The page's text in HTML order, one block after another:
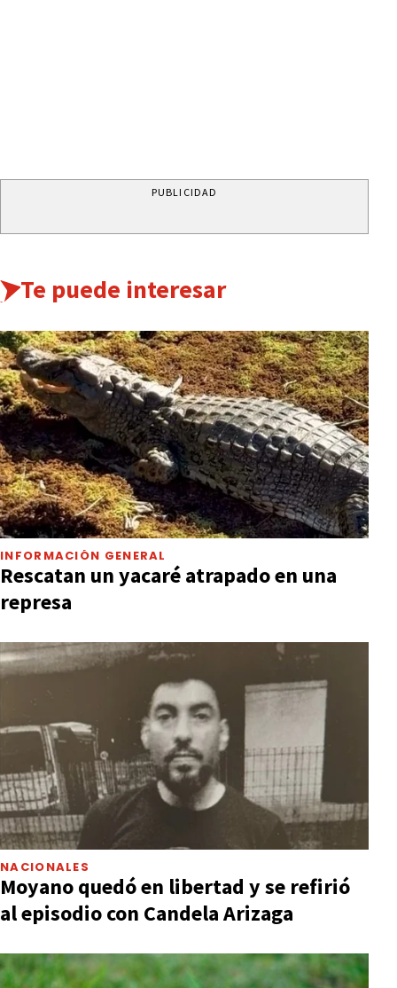
PUBLICIDAD
Te puede interesar
INFORMACIÓN GENERAL
Rescatan un yacaré atrapado en una
represa
NACIONALES
Moyano quedó en libertad y se refirió
al episodio con Candela Arizaga